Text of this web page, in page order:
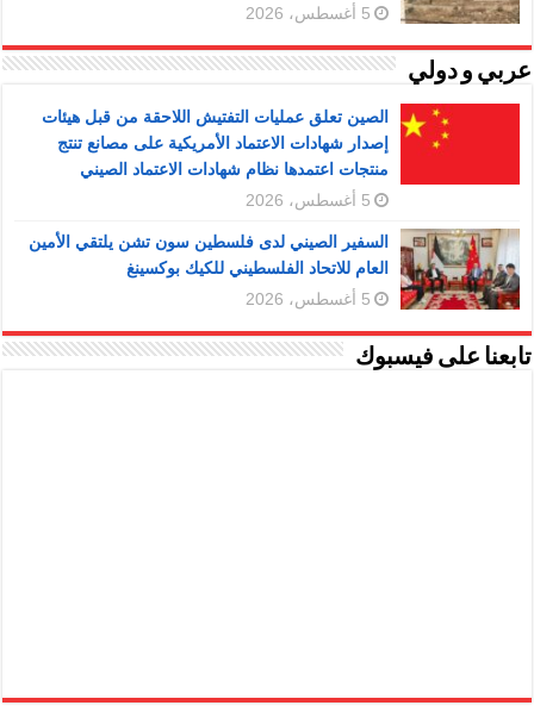
5 أغسطس، 2026
عربي و دولي
الصين تعلق عمليات التفتيش اللاحقة من قبل هيئات
إصدار شهادات الاعتماد الأمريكية على مصانع تنتج
منتجات اعتمدها نظام شهادات الاعتماد الصيني
5 أغسطس، 2026
السفير الصيني لدى فلسطين سون تشن يلتقي الأمين
العام للاتحاد الفلسطيني للكيك بوكسينغ
5 أغسطس، 2026
تابعنا على فيسبوك